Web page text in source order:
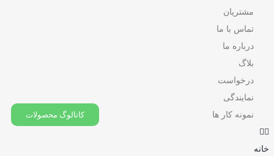
مشتریان
تماس با ما
درباره ما
بلاگ
درخواست
نمایندگی
نمونه کار ها
خانه
کاتالوگ محصولات